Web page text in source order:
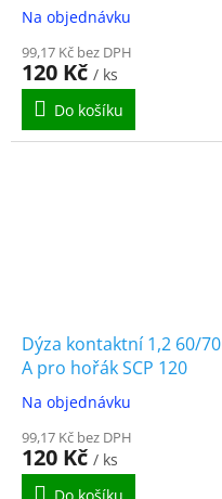
Na objednávku
99,17 Kč bez DPH
120 Kč / ks
Do košíku
Dýza kontaktní 1,2 60/70
A pro hořák SCP 120
Na objednávku
99,17 Kč bez DPH
120 Kč / ks
Do košíku